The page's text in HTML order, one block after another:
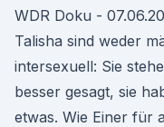
WDR Doku -
Talisha sind weder
intersexuell: Sie
besser gesagt, sie
etwas. Wie Einer für